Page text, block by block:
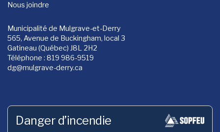
Nous joindre
Municipalité de Mulgrave-et-Derry
565, Avenue de Buckingham, local 3
Gatineau (Québec) J8L 2H2
Téléphone : 819 986-9519
dg@mulgrave-derry.ca
Danger d’incendie